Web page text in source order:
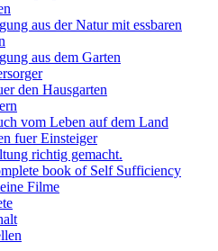
aus der Natur mit essbaren
aus dem Garten
den Hausgarten
vom Leben auf dem Land
fuer Einsteiger
richtig gemacht.
book of Self Sufficiency
Filme